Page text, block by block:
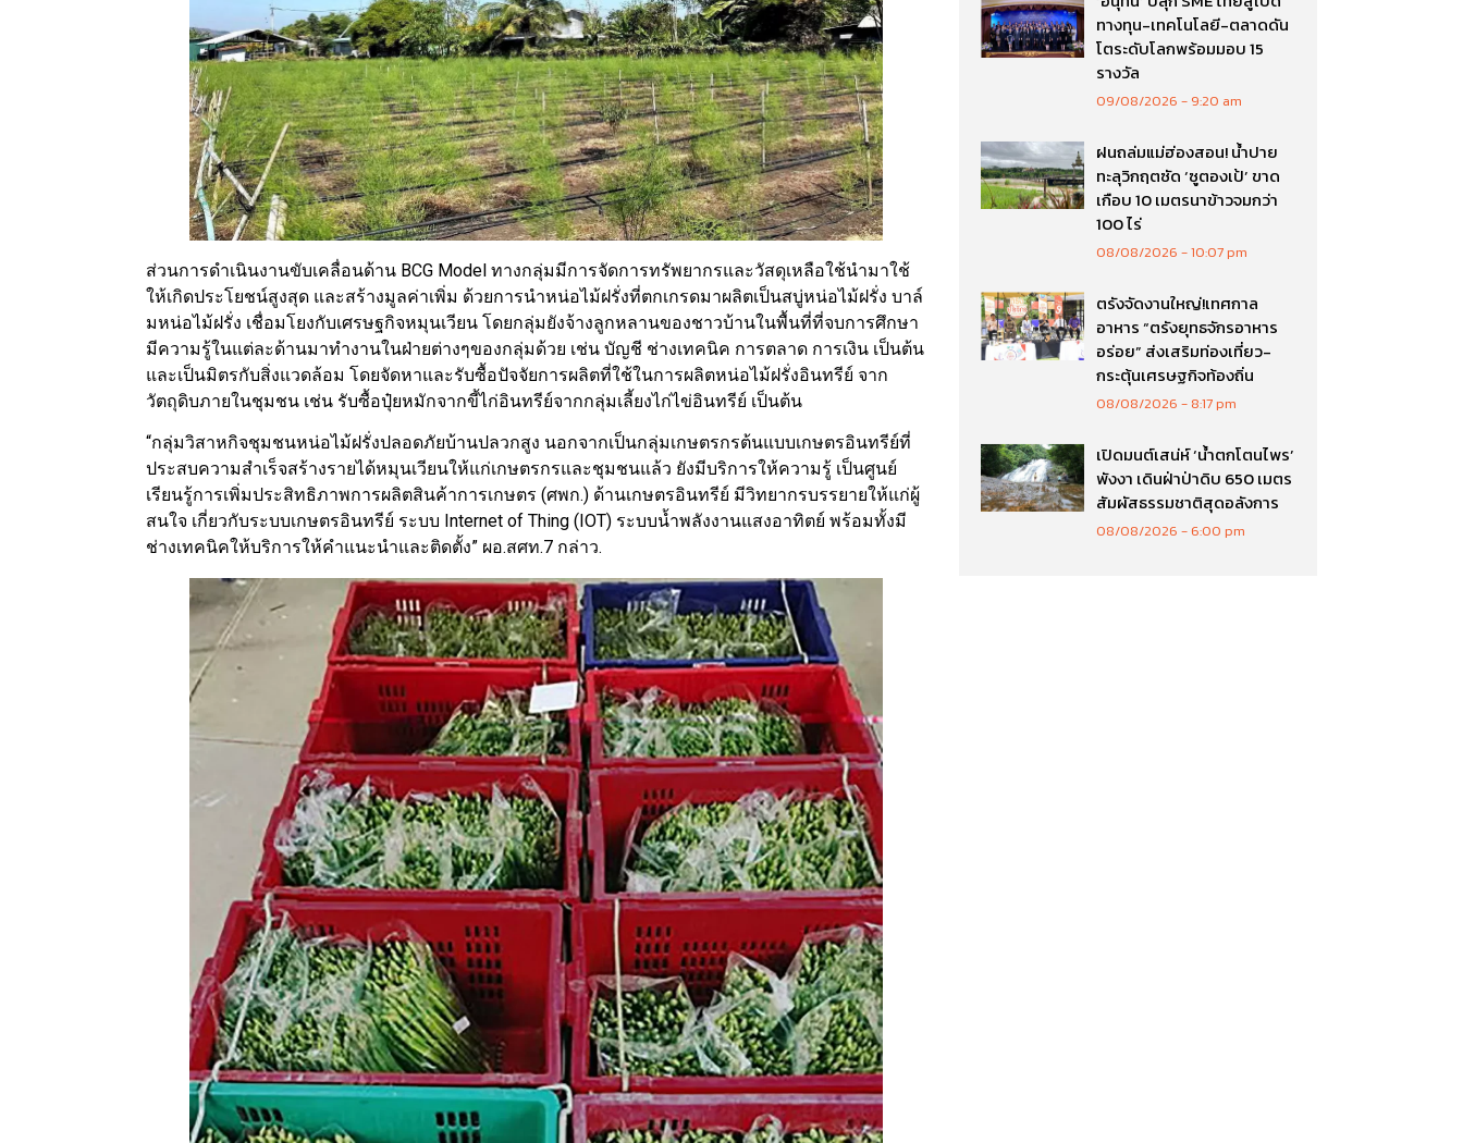
ส่วนการดำเนินงานขับเคลื่อนด้าน BCG Model ทางกลุ่มมีการจัดการทรัพยากรและวัสดุเหลือใช้นำมาใช้
ให้เกิดประโยชน์สูงสุด และสร้างมูลค่าเพิ่ม ด้วยการนำหน่อไม้ฝรั่งที่ตกเกรดมาผลิตเป็นสบู่หน่อไม้ฝรั่ง บาล์
มหน่อไม้ฝรั่ง เชื่อมโยงกับเศรษฐกิจหมุนเวียน โดยกลุ่มยังจ้างลูกหลานของชาวบ้านในพื้นที่ที่จบการศึกษา
มีความรู้ในแต่ละด้านมาทำงานในฝ่ายต่างๆของกลุ่มด้วย เช่น บัญชี ช่างเทคนิค การตลาด การเงิน เป็นต้น
และเป็นมิตรกับสิ่งแวดล้อม โดยจัดหาและรับซื้อปัจจัยการผลิตที่ใช้ในการผลิตหน่อไม้ฝรั่งอินทรีย์ จาก
วัตถุดิบภายในชุมชน เช่น รับซื้อปุ๋ยหมักจากขี้ไก่อินทรีย์จากกลุ่มเลี้ยงไก่ไข่อินทรีย์ เป็นต้น
“กลุ่มวิสาหกิจชุมชนหน่อไม้ฝรั่งปลอดภัยบ้านปลวกสูง นอกจากเป็นกลุ่มเกษตรกรต้นแบบเกษตรอินทรีย์ที่
ประสบความสำเร็จสร้างรายได้หมุนเวียนให้แก่เกษตรกรและชุมชนแล้ว ยังมีบริการให้ความรู้ เป็นศูนย์
เรียนรู้การเพิ่มประสิทธิภาพการผลิตสินค้าการเกษตร (ศพก.) ด้านเกษตรอินทรีย์ มีวิทยากรบรรยายให้แก่ผู้
สนใจ เกี่ยวกับระบบเกษตรอินทรีย์ ระบบ Internet of Thing (IOT) ระบบน้ำพลังงานแสงอาทิตย์ พร้อมทั้งมี
ช่างเทคนิคให้บริการให้คำแนะนำและติดตั้ง” ผอ.สศท.7 กล่าว.
ทางทุน-เทคโนโลยี-ตลาดดัน
โตระดับโลกพร้อมมอบ 15
รางวัล
09/08/2026 9:20 am
ฝนถล่มแม่ฮ่องสอน! น้ำปาย
ทะลุวิกฤตซัด ‘ซูตองเป้’ ขาด
เกือบ 10 เมตรนาข้าวจมกว่า
100 ไร่
08/08/2026 10:07 pm
ตรังจัดงานใหญ่!เทศกาล
อาหาร “ตรังยุทธจักรอาหาร
อร่อย” ส่งเสริมท่องเที่ยว-
กระตุ้นเศรษฐกิจท้องถิ่น
08/08/2026 8:17 pm
เปิดมนต์เสน่ห์ ‘น้ำตกโตนไพร’
พังงา เดินฝ่าป่าดิบ 650 เมตร
สัมผัสธรรมชาติสุดอลังการ
08/08/2026 6:00 pm